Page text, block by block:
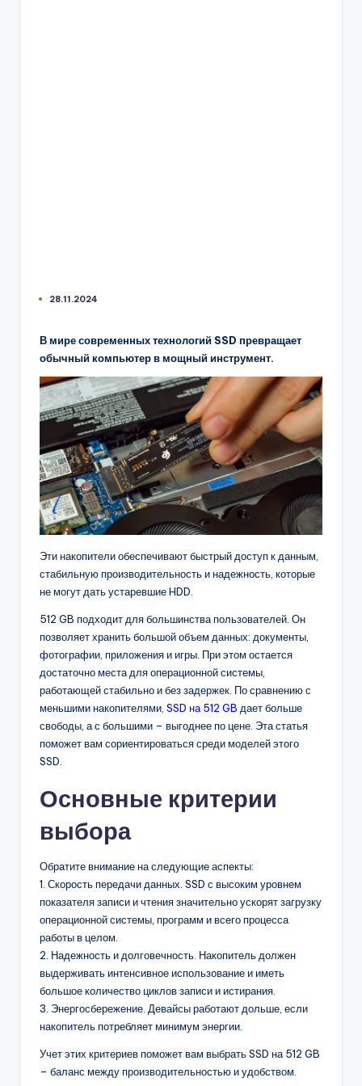
28.11.2024
В мире современных технологий SSD превращает
обычный компьютер в мощный инструмент.
Эти накопители обеспечивают быстрый доступ к данным,
стабильную производительность и надежность, которые
не могут дать устаревшие HDD.
512 GB подходит для большинства пользователей. Он
позволяет хранить большой объем данных: документы,
фотографии, приложения и игры. При этом остается
достаточно места для операционной системы,
работающей стабильно и без задержек. По сравнению с
меньшими накопителями, SSD на 512 GB дает больше
свободы, а с большими – выгоднее по цене. Эта статья
поможет вам сориентироваться среди моделей этого
SSD.
Основные критерии
выбора
Обратите внимание на следующие аспекты:
1. Скорость передачи данных. SSD с высоким уровнем
показателя записи и чтения значительно ускорят загрузку
операционной системы, программ и всего процесса
работы в целом.
2. Надежность и долговечность. Накопитель должен
выдерживать интенсивное использование и иметь
большое количество циклов записи и истирания.
3. Энергосбережение. Девайсы работают дольше, если
накопитель потребляет минимум энергии.
Учет этих критериев поможет вам выбрать SSD на 512 GB
– баланс между производительностью и удобством.